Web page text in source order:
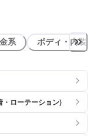
系 ボディ・内装
・ローテーション)